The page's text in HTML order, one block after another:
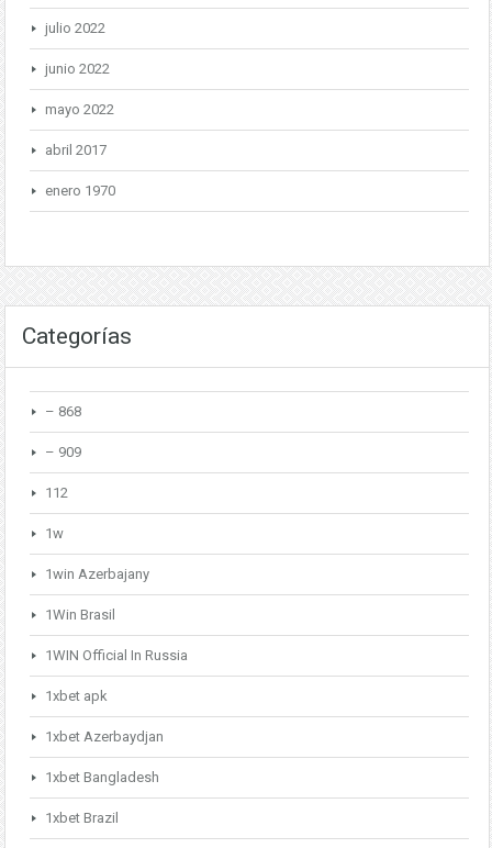
julio 2022
junio 2022
mayo 2022
abril 2017
enero 1970
Categorías
– 868
– 909
112
1w
1win Azerbajany
1Win Brasil
1WIN Official In Russia
1xbet apk
1xbet Azerbaydjan
1xbet Bangladesh
1xbet Brazil